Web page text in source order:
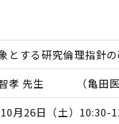
とする研究倫理指針
孝 先生 （亀田医
月26日（土）10:30-